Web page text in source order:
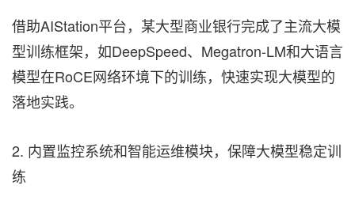
借助AIStation平台，某大型商业银行完成了主流大模
型训练框架，如DeepSpeed、Megatron-LM和大语言
模型在RoCE网络环境下的训练，快速实现大模型的
落地实践。
2. 内置监控系统和智能运维模块，保障大模型稳定训
练